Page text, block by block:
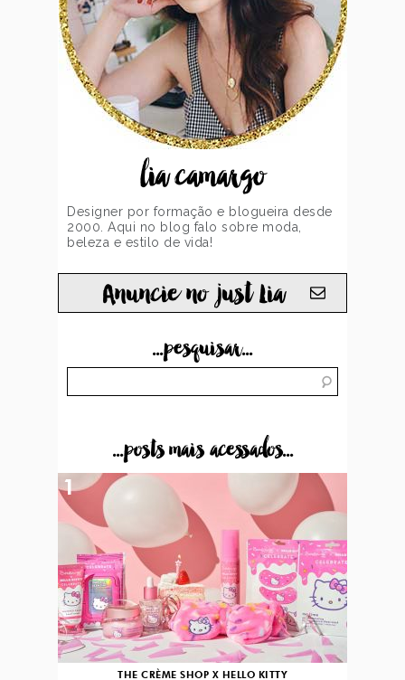
lia camargo
Designer por formação e blogueira desde
2000. Aqui no blog falo sobre moda,
beleza e estilo de vida!
Anuncie no just Lia
...pesquisar...
...posts mais acessados...
THE CRÈME SHOP X HELLO KITTY
1